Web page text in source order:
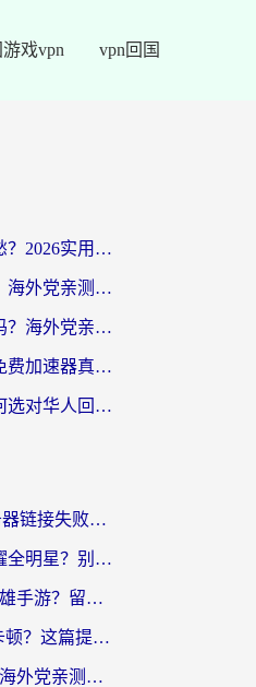
游戏vpn vpn回国
香港翻墙大陆不用愁？2026实用回国加速器指南：从选到用一步到位
穿梭和番茄哪个好？海外党亲测：这3点帮你选对回国加速器
穿梭和九州连好用吗？海外党亲测：3步选对回国加速器，无缝刷国内剧玩国服
海外党必看：苹果免费加速器真的能解决回国访问难题吗？附实测对比与全平台方案
海外华人必看：如何选对华人回国VPN，无缝刷国内剧、玩手游？
世界Online海外服务器链接失败怎么解决？告别卡顿延迟，海外玩国服游戏的正确打开方式
澳大利亚怎么玩荣耀全明星？别让延迟毁了你的连招！海外党专属加速攻略
在欧洲怎么玩300英雄手游？留学生亲测有效的国服游戏加速指南
英国打Sky光·遇总卡顿？这篇提速指南帮你找回治愈感
QQ炫舞怎么加速？海外党亲测有效的国服游戏加速指南（附失落城堡金铲铲之战解决方案）